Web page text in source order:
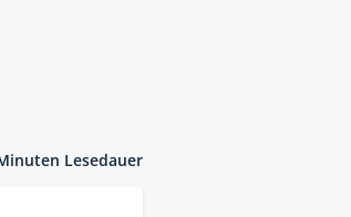
Lesedauer